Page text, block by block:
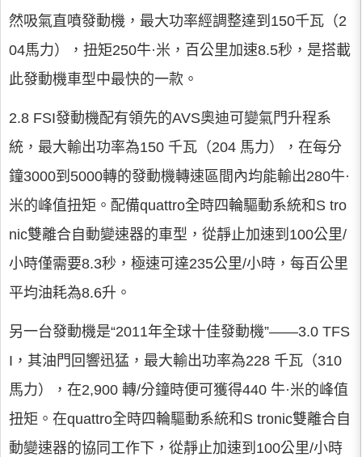
然吸氣直噴發動機，最大功率經調整達到150千瓦（2
04馬力），扭矩250牛·米，百公里加速8.5秒，是搭載
此發動機車型中最快的一款。
2.8 FSI發動機配有領先的AVS奧迪可變氣門升程系
統，最大輸出功率為150 千瓦（204 馬力），在每分
鐘3000到5000轉的發動機轉速區間內均能輸出280牛·
米的峰值扭矩。配備quattro全時四輪驅動系統和S tro
nic雙離合自動變速器的車型，從靜止加速到100公里/
小時僅需要8.3秒，極速可達235公里/小時，每百公里
平均油耗為8.6升。
另一台發動機是“2011年全球十佳發動機”——3.0 TFS
I，其油門回響迅猛，最大輸出功率為228 千瓦（310
馬力），在2,900 轉/分鐘時便可獲得440 牛·米的峰值
扭矩。在quattro全時四輪驅動系統和S tronic雙離合自
動變速器的協同工作下，從靜止加速到100公里/小時